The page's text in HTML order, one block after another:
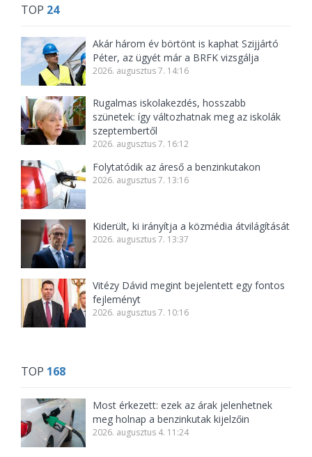
TOP 24
Akár három év börtönt is kaphat Szijjártó
Péter, az ügyét már a BRFK vizsgálja
2026. augusztus 7. 14:16
Rugalmas iskolakezdés, hosszabb
szünetek: így változhatnak meg az iskolák
szeptembertől
2026. augusztus 7. 16:12
Folytatódik az áreső a benzinkutakon
2026. augusztus 7. 13:16
Kiderült, ki irányítja a közmédia átvilágítását
2026. augusztus 7. 13:37
Vitézy Dávid megint bejelentett egy fontos
fejleményt
2026. augusztus 7. 10:16
TOP 168
Most érkezett: ezek az árak jelenhetnek
meg holnap a benzinkutak kijelzőin
2026. augusztus 4. 11:24